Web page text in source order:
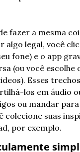
fazer a mesma
algo legal, você
fone) e o app
(ou você escolhe
Esses
los em áudio
ou mandar
colecione suas
por exemplo.